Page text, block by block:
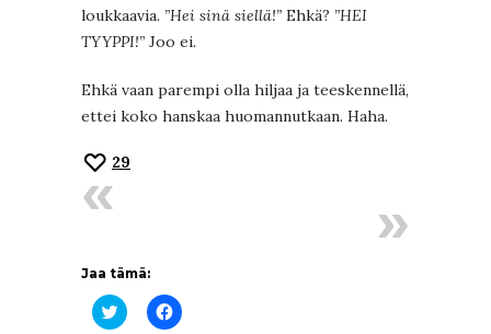
loukkaavia. ”Hei sinä siellä!” Ehkä? ”HEI
TYYPPI!” Joo ei.
Ehkä vaan parempi olla hiljaa ja teeskennellä,
ettei koko hanskaa huomannutkaan. Haha.
29
Jaa tämä:
Jaa
Twitterissä(Avautuu
Jaa
Facebookissa(Avautuu